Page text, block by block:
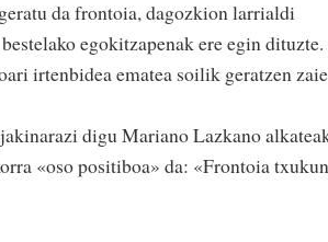
da frontoia, dagozkion larrialdi
egokitzapenak ere egin dituzte.
irtenbidea ematea soilik geratzen
digu Mariano Lazkano
«oso positiboa» da: «Frontoia txukun